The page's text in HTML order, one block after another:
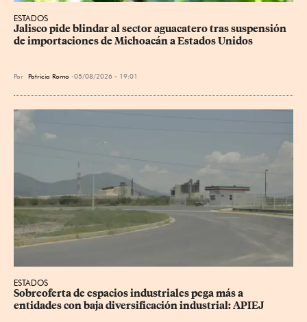
ESTADOS
Jalisco pide blindar al sector aguacatero tras suspensión
de importaciones de Michoacán a Estados Unidos
Por Patricia Romo 05/08/2026 - 19:01
ESTADOS
Sobreoferta de espacios industriales pega más a
entidades con baja diversificación industrial: APIEJ